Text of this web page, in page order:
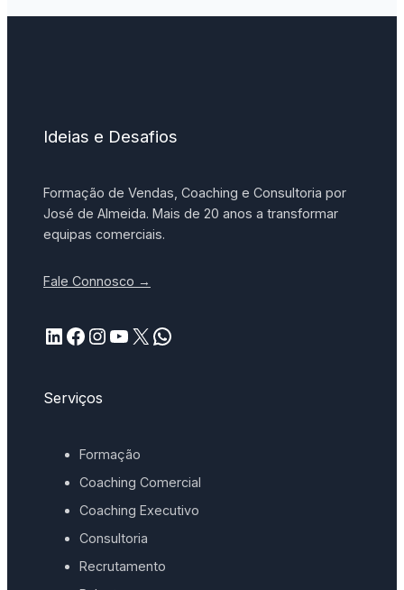
Ideias e Desafios
Formação de Vendas, Coaching e Consultoria por
José de Almeida. Mais de 20 anos a transformar
equipas comerciais.
Fale Connosco →
LinkedIn Facebook InstagramYouTube X WhatsApp
Serviços
Formação
Coaching Comercial
Coaching Executivo
Consultoria
Recrutamento